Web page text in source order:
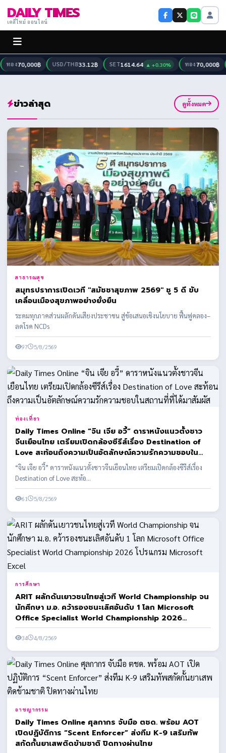
DAILY TIMES
เดลี่ไทม์ ออนไลน์
70,000฿ USD/THB33.12฿ SET 1614.64 ▲ +0.30% ทอง 70,000฿
ข่าวล่าสุด ดูทั้งหมด
สาธารณสุข
สมุทรปราการเปิดเวที "สมัชชาสุขภาพ 2569" ชู 5 ดี ขับ
เคลื่อนเมืองสุขภาพอย่างยั่งยืน
ระดมทุกภาคส่วนผลักดันเสียงประชาชน สู่ข้อเสนอเชิงนโยบาย ฟื้นฟูคลอง–
ลดโรค NCDs
97 5/8/2569
ท่องเที่ยว
Daily Times Online “จิน เจีย อวี้” ดาราหนังแนวตั้งชาว
จีนเยือนไทย เตรียมเปิดกล้องซีรีส์เรื่อง Destination of
Love สะท้อนถึงความเป็นอัตลักษณ์ความรักความชอบใน
สถานที่ที่ได้มาสัมผัส
“จิน เจีย อวี้” ดาราหนังแนวตั้งชาวจีนเยือนไทย เตรียมเปิดกล้องซีรีส์เรื่อง
Destination of Love สะท้อ...
61 5/8/2569
การศึกษา
ARIT ผลักดันเยาวชนไทยสู่เวที World Championship จน
นักศึกษา ม.อ. คว้ารองชนะเลิศอันดับ 1 โลก Microsoft
Office Specialist World Championship 2026
โปรแกรม Microsoft Excel
34 4/8/2569
อาชญากรรม
Daily Times Online ศุลกากร จับมือ ตชด. พร้อม AOT
เปิดปฏิบัติการ “Scent Enforcer” ส่งทีม K-9 เสริมทัพ
สกัดกั้นยาเสพติดข้ามชาติ ปิดทางผ่านไทย